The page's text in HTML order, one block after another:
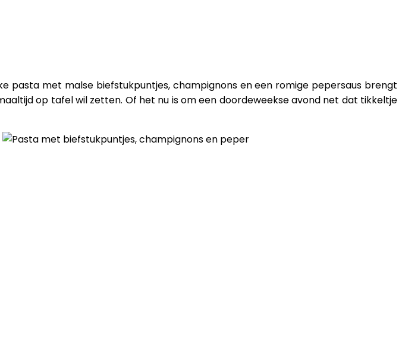
pasta met malse biefstukpuntjes, champignons en een romige pepersaus brengt
op tafel wil zetten. Of het nu is om een doordeweekse avond net dat tikkeltje